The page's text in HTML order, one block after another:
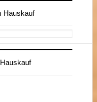
Hauskauf